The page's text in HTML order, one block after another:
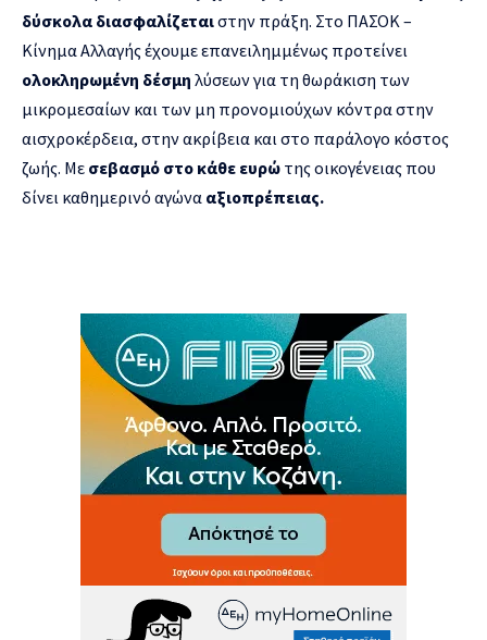
δύσκολα διασφαλίζεταιστην πράξη. Στο ΠΑΣΟΚ –
Κίνημα Αλλαγής έχουμε επανειλημμένως προτείνει
ολοκληρωμένη δέσμη λύσεων για τη θωράκιση των
μικρομεσαίων και των μη προνομιούχων κόντρα στην
αισχροκέρδεια, στην ακρίβεια και στο παράλογο κόστος
ζωής. Με σεβασμό στο κάθε ευρώ της οικογένειας που
δίνει καθημερινό αγώνα αξιοπρέπειας.